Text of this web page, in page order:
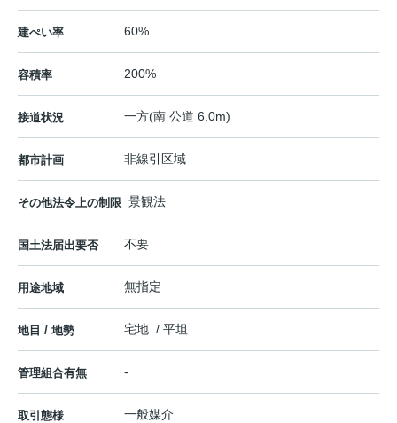
建ぺい率 60%
容積率 200%
接道状況 一方(南 公道 6.0m)
都市計画 非線引区域
その他法令上の制限 景観法
国土法届出要否 不要
用途地域 無指定
地目 / 地勢 宅地 / 平坦
管理組合有無 -
取引態様 一般媒介